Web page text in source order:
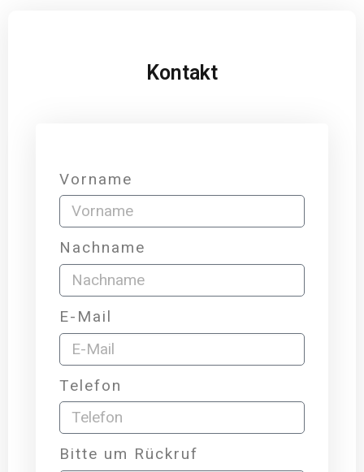
Kontakt
Vorname
Nachname
E-Mail
Telefon
Bitte um Rückruf